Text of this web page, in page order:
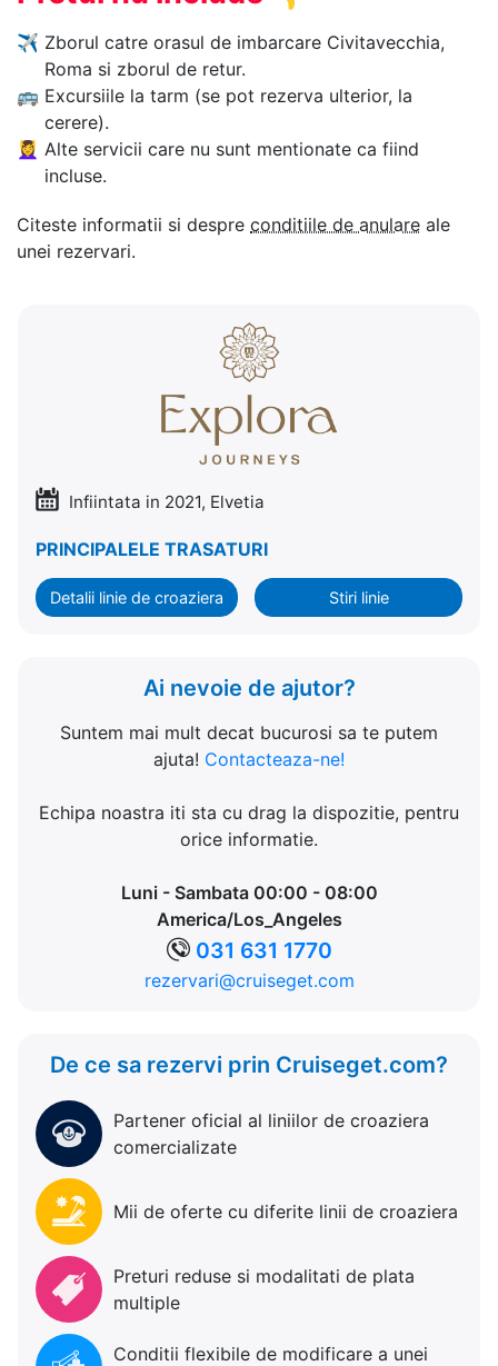
✈ Zborul catre orasul de imbarcare Civitavecchia,
Roma si zborul de retur.
🚌 Excursiile la tarm (se pot rezerva ulterior, la
cerere).
💆‍♀️ Alte servicii care nu sunt mentionate ca fiind
incluse.
Citeste informatii si despre conditiile de anulare ale
unei rezervari.
Infiintata in 2021, Elvetia
PRINCIPALELE TRASATURI
Detalii linie de croaziera Stiri linie
Ai nevoie de ajutor?
Suntem mai mult decat bucurosi sa te putem
ajuta! Contacteaza-ne!
Echipa noastra iti sta cu drag la dispozitie, pentru
orice informatie.
Luni - Sambata 00:00 - 08:00
America/Los_Angeles
031 631 1770
rezervari@cruiseget.com
De ce sa rezervi prin Cruiseget.com?
Partener oficial al liniilor de croaziera
comercializate
Mii de oferte cu diferite linii de croaziera
Preturi reduse si modalitati de plata
multiple
Conditii flexibile de modificare a unei